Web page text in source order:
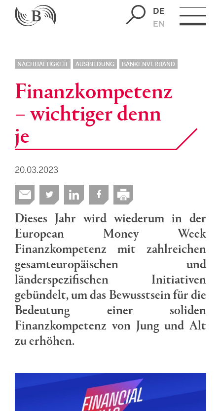
DE
EN
NACHHALTIGKEIT AUSBILDUNG BANKENVERBAND
Finanzkompetenz
– wichtiger denn
je
20.03.2023
Dieses Jahr wird wiederum in der
European Money Week
Finanzkompetenz mit zahlreichen
gesamteuropäischen und
länderspezifischen Initiativen
gebündelt, um das Bewusstsein für die
Bedeutung einer soliden
Finanzkompetenz von Jung und Alt
zu erhöhen.